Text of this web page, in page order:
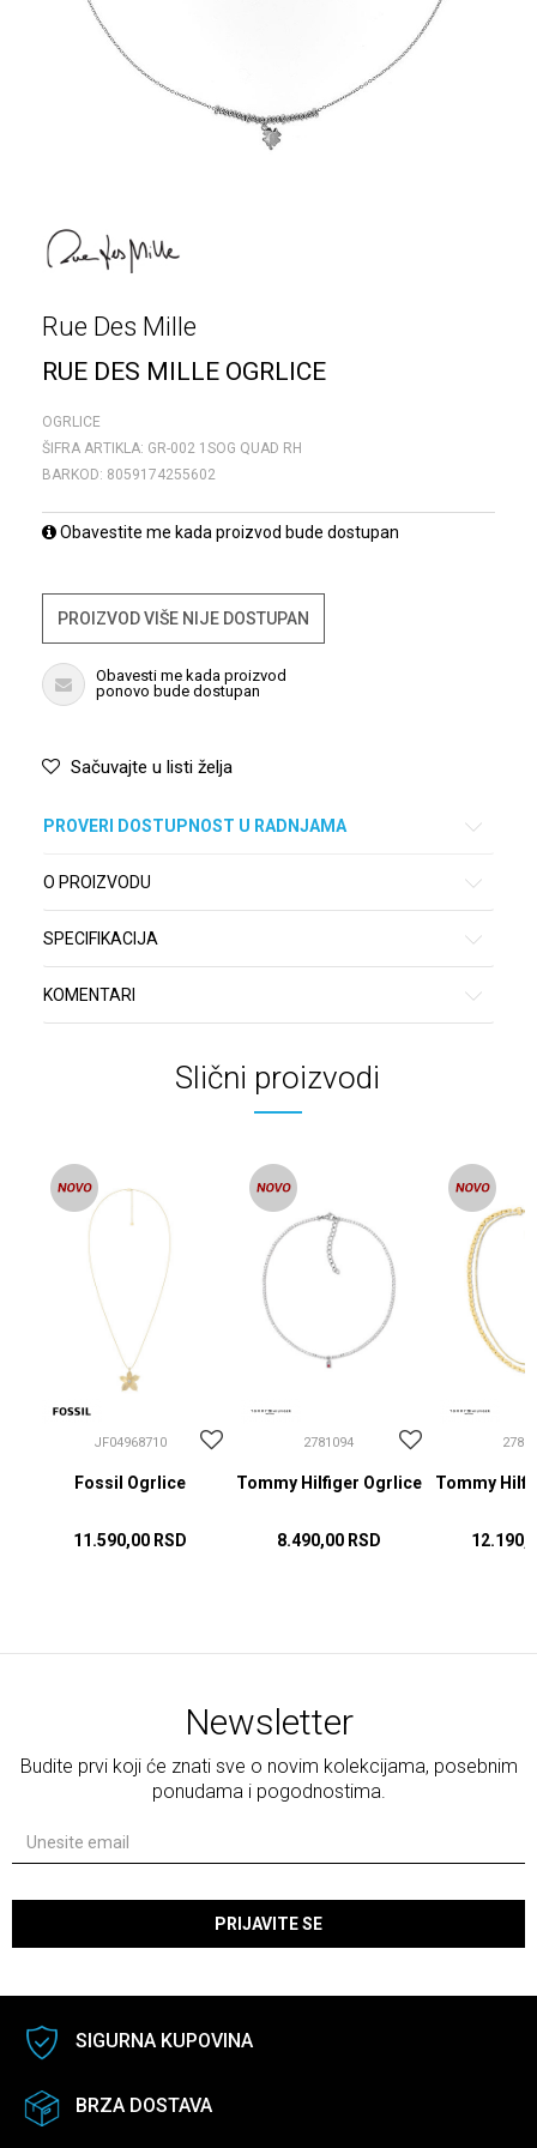
Rue Des Mille
RUE DES MILLE OGRLICE
OGRLICE
ŠIFRA ARTIKLA: GR-002 1SOG QUAD RH
BARKOD: 8059174255602
Obavestite me kada proizvod bude dostupan
PROIZVOD VIŠE NIJE DOSTUPAN
Obavesti me kada proizvod
ponovo bude dostupan
Sačuvajte u listi želja
PROVERI DOSTUPNOST U RADNJAMA
O PROIZVODU
SPECIFIKACIJA
KOMENTARI
Slični proizvodi
JF04968710
Fossil Ogrlice
11.590,00 RSD
2781094
Tommy Hilfiger Ogrlice
8.490,00 RSD
Tommy
Newsletter
Budite prvi koji će znati sve o novim kolekcijama, posebnim
ponudama i pogodnostima.
PRIJAVITE SE
SIGURNA KUPOVINA
BRZA DOSTAVA